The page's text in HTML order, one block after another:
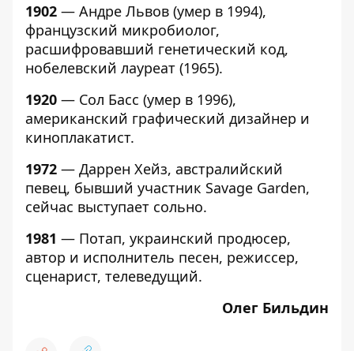
1902 — Андре Львов (умер в 1994),
французский микробиолог,
расшифровавший генетический код,
нобелевский лауреат (1965).
1920 — Сол Басс (умер в 1996),
американский графический дизайнер и
киноплакатист.
1972 — Даррен Хейз, австралийский
певец, бывший участник Savage Garden,
сейчас выступает сольно.
1981 — Потап, украинский продюсер,
автор и исполнитель песен, режиссер,
сценарист, телеведущий.
Олег Бильдин